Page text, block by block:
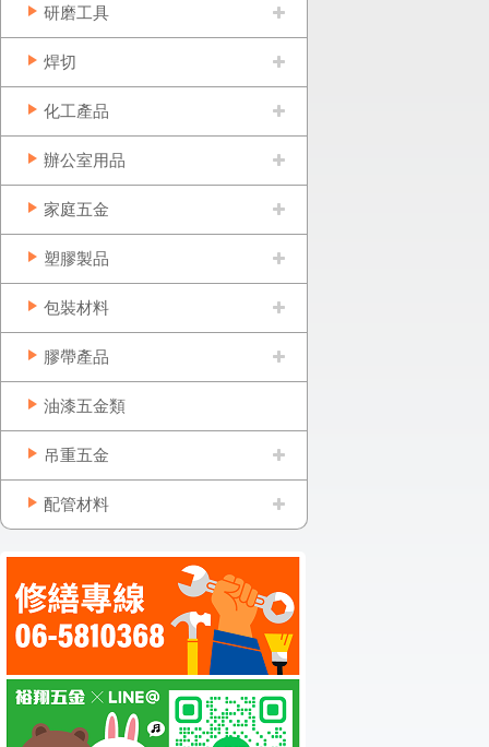
研磨工具
焊切
化工產品
辦公室用品
家庭五金
塑膠製品
包裝材料
膠帶產品
油漆五金類
吊重五金
配管材料